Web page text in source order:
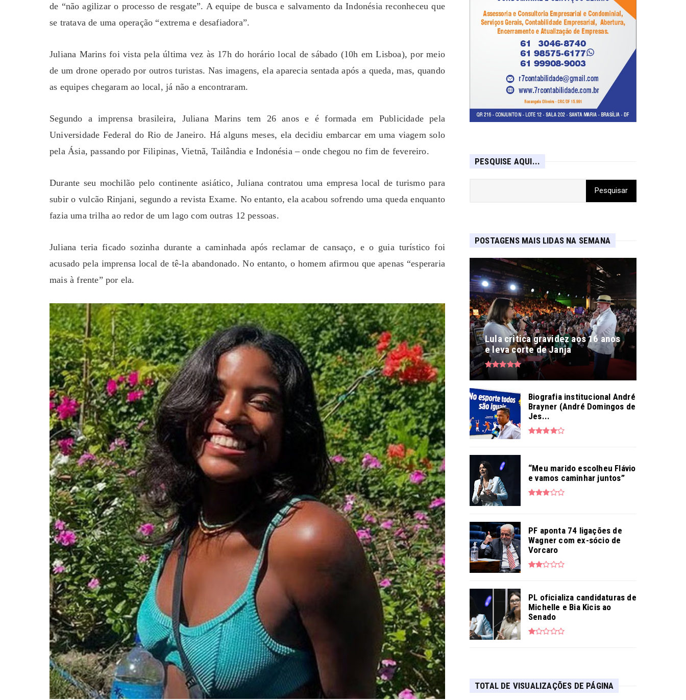
de “não agilizar o processo de resgate”. A equipe de busca e salvamento da Indonésia reconheceu que
se tratava de uma operação “extrema e desafiadora”.
Juliana Marins foi vista pela última vez às 17h do horário local de sábado (10h em Lisboa), por meio
de um drone operado por outros turistas. Nas imagens, ela aparecia sentada após a queda, mas, quando
as equipes chegaram ao local, já não a encontraram.
Segundo a imprensa brasileira, Juliana Marins tem 26 anos e é formada em Publicidade pela
Universidade Federal do Rio de Janeiro. Há alguns meses, ela decidiu embarcar em uma viagem solo
pela Ásia, passando por Filipinas, Vietnã, Tailândia e Indonésia – onde chegou no fim de fevereiro.
Durante seu mochilão pelo continente asiático, Juliana contratou uma empresa local de turismo para
subir o vulcão Rinjani, segundo a revista Exame. No entanto, ela acabou sofrendo uma queda enquanto
fazia uma trilha ao redor de um lago com outras 12 pessoas.
Juliana teria ficado sozinha durante a caminhada após reclamar de cansaço, e o guia turístico foi
acusado pela imprensa local de tê-la abandonado. No entanto, o homem afirmou que apenas “esperaria
mais à frente” por ela.
PESQUISE AQUI...
POSTAGENS MAIS LIDAS NA SEMANA
Lula critica gravidez aos 16 anos
e leva corte de Janja
Biografia institucional André
Brayner (André Domingos de
Jes...
“Meu marido escolheu Flávio
e vamos caminhar juntos”
PF aponta 74 ligações de
Wagner com ex-sócio de
Vorcaro
PL oficializa candidaturas de
Michelle e Bia Kicis ao
Senado
TOTAL DE VISUALIZAÇÕES DE PÁGINA